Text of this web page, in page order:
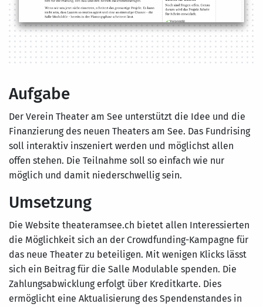
Aufgabe
Der Verein Theater am See unterstützt die Idee und die
Finanzierung des neuen Theaters am See. Das Fundrising
soll interaktiv inszeniert werden und möglichst allen
offen stehen. Die Teilnahme soll so einfach wie nur
möglich und damit niederschwellig sein.
Umsetzung
Die Website theateramsee.ch bietet allen Interessierten
die Möglichkeit sich an der Crowdfunding-Kampagne für
das neue Theater zu beteiligen. Mit wenigen Klicks lässt
sich ein Beitrag für die Salle Modulable spenden. Die
Zahlungsabwicklung erfolgt über Kreditkarte. Dies
ermöglicht eine Aktualisierung des Spendenstandes in